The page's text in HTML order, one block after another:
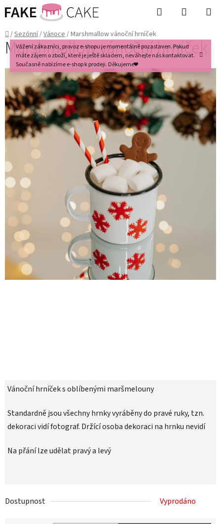
Přejít
na
Vážení zákazníci, provoz e-shopu je momentálně pozastaven. Pokud
máte zájem o zboží, které je ještě skladem, neváhejte nás kontaktovat.
Současně nabízíme e-shop k prodeji. Děkujeme❤️
Hledat
Domů
/Sezónní/Vánoce/Marshmallow vánoční hrníček
Vánoční hrníček s oblíbenými maršmelouny
Standardně jsou všechny hrnky vyráběny do pravé ruky, tzn.
dekoraci vidí fotograf. Držící osoba dekoraci na hrnku nevidí
Na přání lze udělat pravý a levý
Dostupnost Vyprodáno
Marshmallow vánoční hrníček